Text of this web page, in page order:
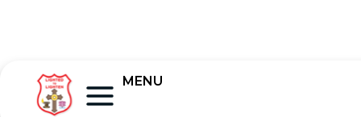
MENU